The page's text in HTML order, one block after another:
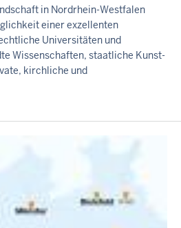
in Nordrhein-Westfalen
einer exzellenten
Universitäten und
Wissenschaften, staatliche Kunst-
kirchliche und